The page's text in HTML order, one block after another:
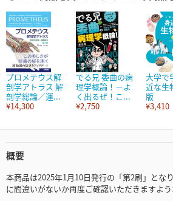
プロメテウス解
剖学アトラス 解
剖学総論／運...
¥14,300
でる兄 委曲の病
理学概論！－よ
く出るぜ！こ...
¥2,750
大学
近な
版
¥3,410
概要
本商品は2025年1月10日発行の「第2刷」とな
に間違いがないか再度ご確認いただきますよう